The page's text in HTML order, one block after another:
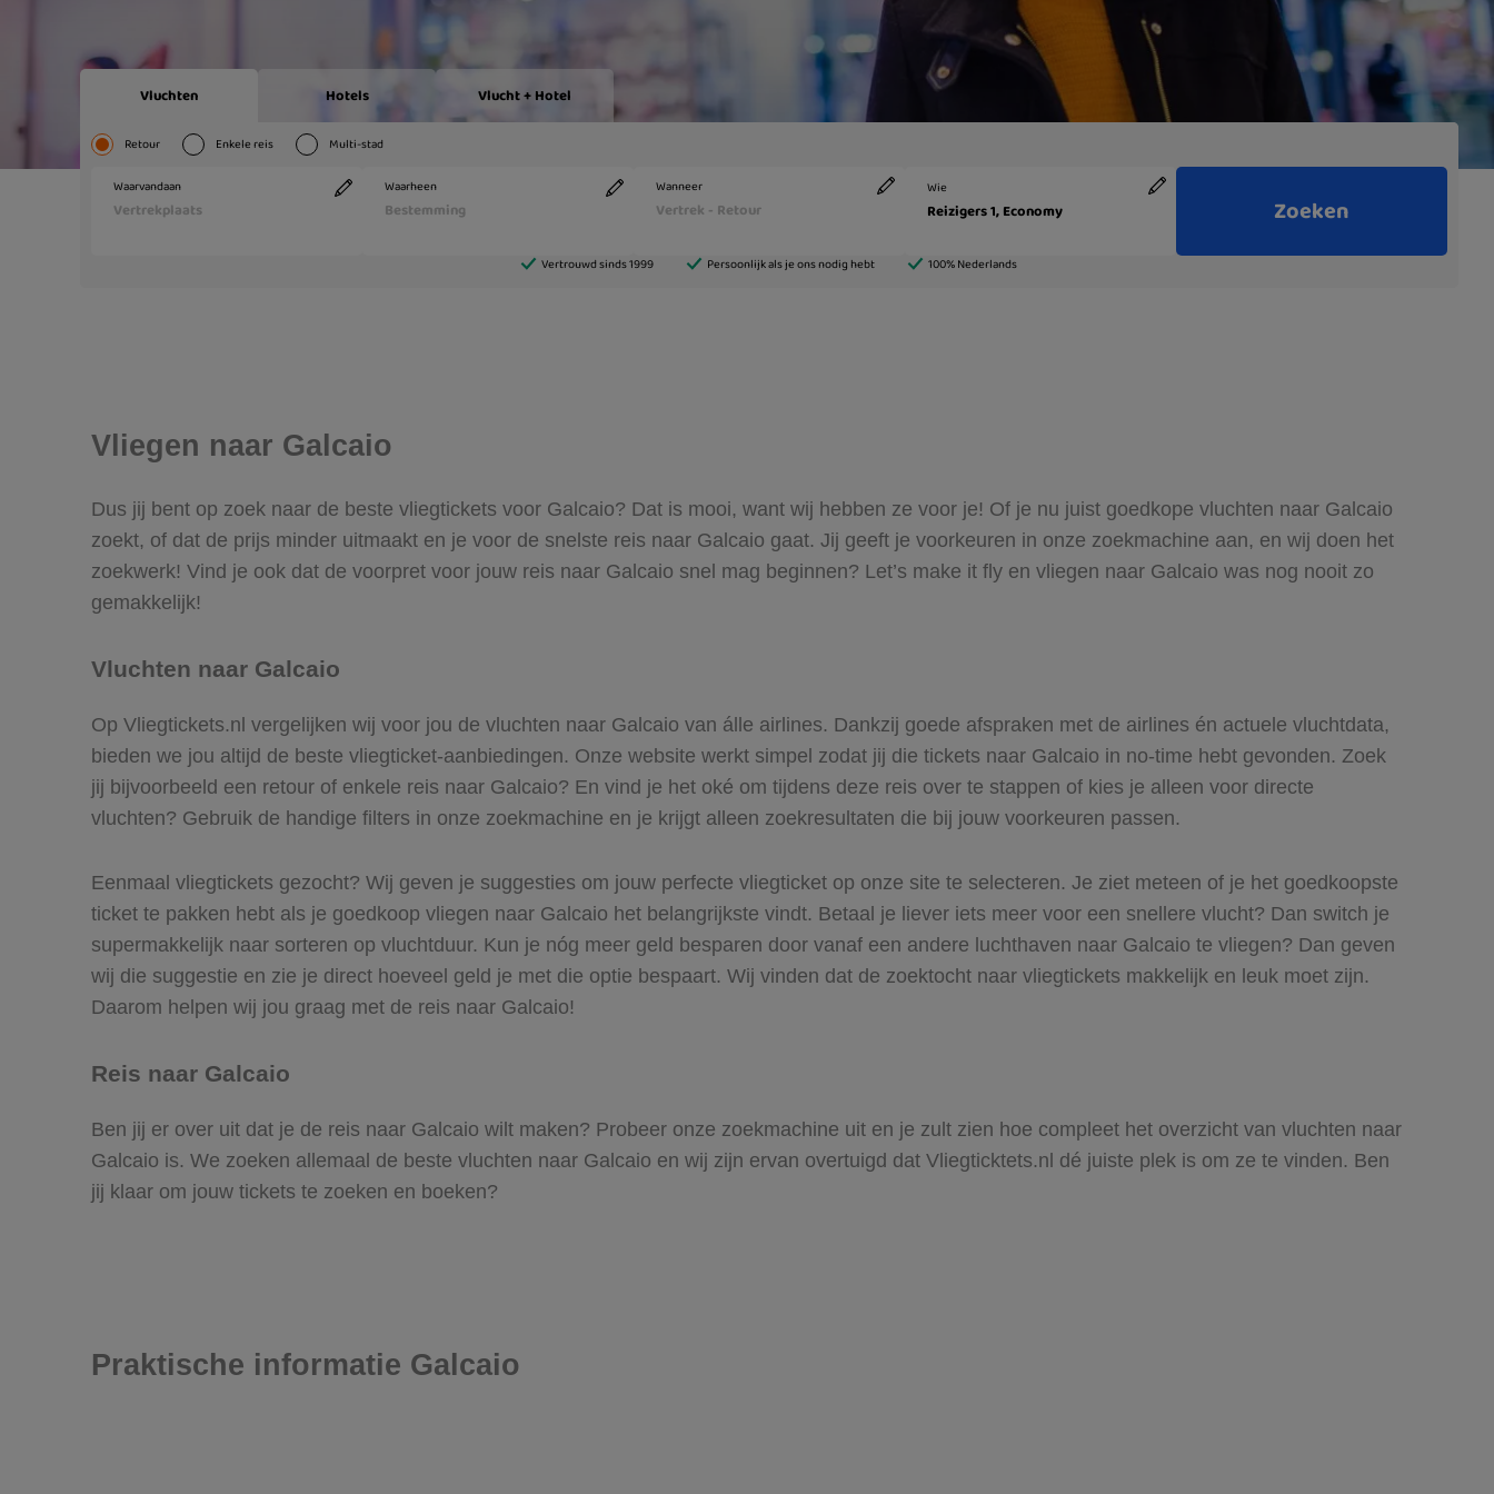
Vliegen naar Galcaio
Dus jij bent op zoek naar de beste vliegtickets voor Galcaio? Dat is mooi, want wij hebben ze voor je! Of je nu juist goedkope vluchten naar Galcaio
zoekt, of dat de prijs minder uitmaakt en je voor de snelste reis naar Galcaio gaat. Jij geeft je voorkeuren in onze zoekmachine aan, en wij doen het
zoekwerk! Vind je ook dat de voorpret voor jouw reis naar Galcaio snel mag beginnen? Let’s make it fly en vliegen naar Galcaio was nog nooit zo
gemakkelijk!
Vluchten naar Galcaio
Op Vliegtickets.nl vergelijken wij voor jou de vluchten naar Galcaio van álle airlines. Dankzij goede afspraken met de airlines én actuele vluchtdata,
bieden we jou altijd de beste vliegticket-aanbiedingen. Onze website werkt simpel zodat jij die tickets naar Galcaio in no-time hebt gevonden. Zoek
jij bijvoorbeeld een retour of enkele reis naar Galcaio? En vind je het oké om tijdens deze reis over te stappen of kies je alleen voor directe
vluchten? Gebruik de handige filters in onze zoekmachine en je krijgt alleen zoekresultaten die bij jouw voorkeuren passen.
Eenmaal vliegtickets gezocht? Wij geven je suggesties om jouw perfecte vliegticket op onze site te selecteren. Je ziet meteen of je het goedkoopste
ticket te pakken hebt als je goedkoop vliegen naar Galcaio het belangrijkste vindt. Betaal je liever iets meer voor een snellere vlucht? Dan switch je
supermakkelijk naar sorteren op vluchtduur. Kun je nóg meer geld besparen door vanaf een andere luchthaven naar Galcaio te vliegen? Dan geven
wij die suggestie en zie je direct hoeveel geld je met die optie bespaart. Wij vinden dat de zoektocht naar vliegtickets makkelijk en leuk moet zijn.
Daarom helpen wij jou graag met de reis naar Galcaio!
Reis naar Galcaio
Ben jij er over uit dat je de reis naar Galcaio wilt maken? Probeer onze zoekmachine uit en je zult zien hoe compleet het overzicht van vluchten naar
Galcaio is. We zoeken allemaal de beste vluchten naar Galcaio en wij zijn ervan overtuigd dat Vliegticktets.nl dé juiste plek is om ze te vinden. Ben
jij klaar om jouw tickets te zoeken en boeken?
Praktische informatie Galcaio